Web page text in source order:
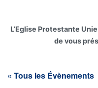
L’Eglise Protestante
de vous
« Tous les Évènements